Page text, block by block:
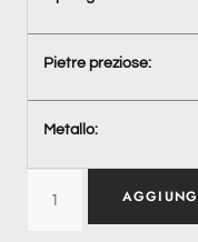
Pietre preziose:
Metallo: